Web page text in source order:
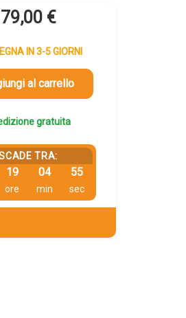
79,00 €
IN 3-5 GIORNI
al carrello
gratuita
TRA:
19
ore
04
min
55
sec